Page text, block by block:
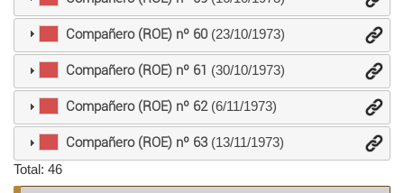
Compañero (ROE) nº 60(23/10/1973)
Compañero (ROE) nº 61 (30/10/1973)
Compañero (ROE) nº 62(6/11/1973)
Compañero (ROE) nº 63 (13/11/1973)
Total: 46